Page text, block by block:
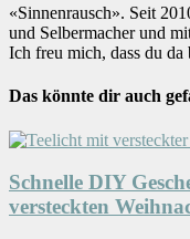
«Sinnenrausch». Seit
und Selbermacher und
Ich freu mich, dass du
Das könnte dir auch
Schnelle DIY
versteckten